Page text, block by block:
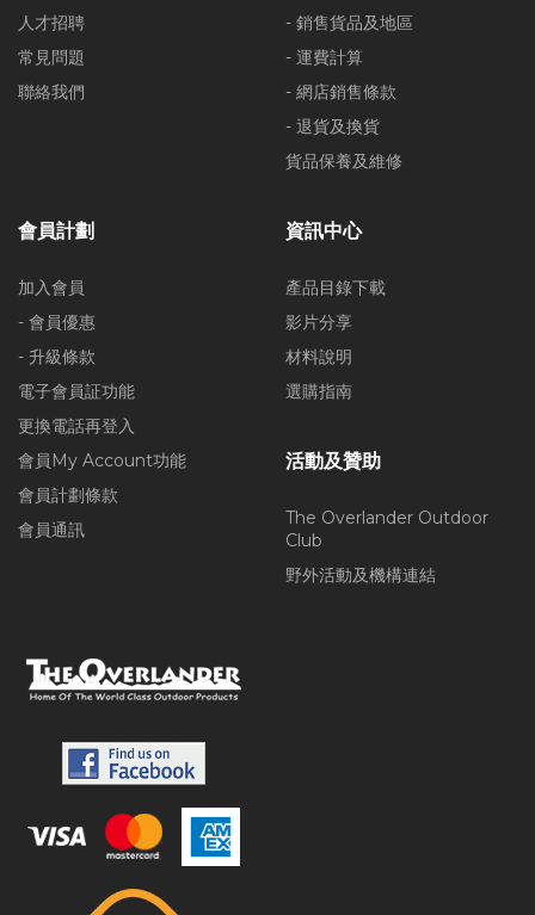
人才招聘
常見問題
聯絡我們
- 銷售貨品及地區
- 運費計算
- 網店銷售條款
- 退貨及換貨
貨品保養及維修
會員計劃
加入會員
- 會員優惠
- 升級條款
電子會員証功能
更換電話再登入
會員My Account功能
會員計劃條款
會員通訊
資訊中心
產品目錄下載
影片分享
材料說明
選購指南
活動及贊助
The Overlander Outdoor
Club
野外活動及機構連結